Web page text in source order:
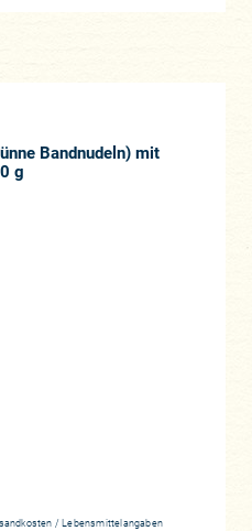
Bandnudeln) mit
g
/ Lebensmittelangaben